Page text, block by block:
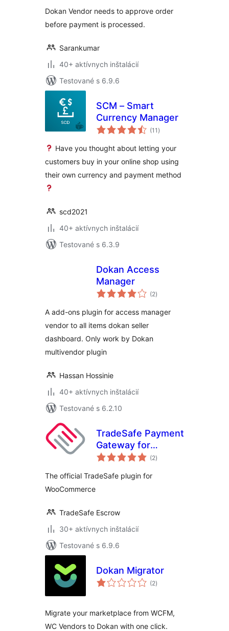
Dokan Vendor needs to approve order
before payment is processed.
Sarankumar
40+ aktívnych inštalácií
Testované s 6.9.6
SCM – Smart
Currency Manager
(11 celkové
hodnotenie
)
Have you thought about letting your
customers buy in your online shop using
their own currency and payment method
scd2021
40+ aktívnych inštalácií
Testované s 6.3.9
Dokan Access
Manager
(2celkové
hodnotenie
)
A add-ons plugin for access manager
vendor to all items dokan seller
dashboard. Only work by Dokan
multivendor plugin
Hassan Hossinie
40+ aktívnych inštalácií
Testované s 6.2.10
TradeSafe Payment
Gateway for
WooCommerce
(2celkové
hodnotenie
)
The official TradeSafe plugin for
WooCommerce
TradeSafe Escrow
30+ aktívnych inštalácií
Testované s 6.9.6
Dokan Migrator
(2celkové
hodnotenie
)
Migrate your marketplace from WCFM,
WC Vendors to Dokan with one click.